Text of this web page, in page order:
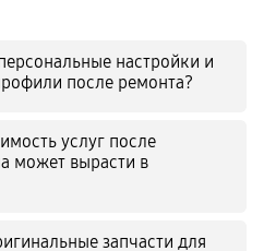
настройки и
после ремонта?
услуг после
может вырасти в
запчасти для